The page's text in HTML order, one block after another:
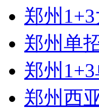
郑州
郑州单
郑州
郑州西